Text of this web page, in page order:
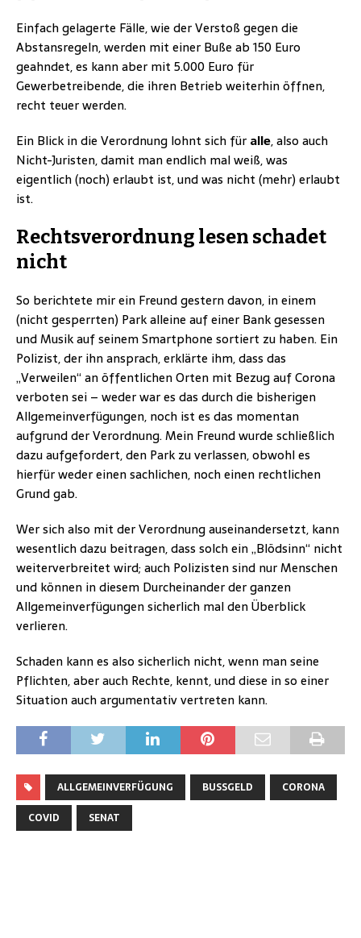
Einfach gelagerte Fälle, wie der Verstoß gegen die
Abstansregeln, werden mit einer Buße ab 150 Euro
geahndet, es kann aber mit 5.000 Euro für
Gewerbetreibende, die ihren Betrieb weiterhin öffnen,
recht teuer werden.
Ein Blick in die Verordnung lohnt sich für alle, also auch
Nicht-Juristen, damit man endlich mal weiß, was
eigentlich (noch) erlaubt ist, und was nicht (mehr) erlaubt
ist.
Rechtsverordnung lesen schadet
nicht
So berichtete mir ein Freund gestern davon, in einem
(nicht gesperrten) Park alleine auf einer Bank gesessen
und Musik auf seinem Smartphone sortiert zu haben. Ein
Polizist, der ihn ansprach, erklärte ihm, dass das
„Verweilen“ an öffentlichen Orten mit Bezug auf Corona
verboten sei – weder war es das durch die bisherigen
Allgemeinverfügungen, noch ist es das momentan
aufgrund der Verordnung. Mein Freund wurde schließlich
dazu aufgefordert, den Park zu verlassen, obwohl es
hierfür weder einen sachlichen, noch einen rechtlichen
Grund gab.
Wer sich also mit der Verordnung auseinandersetzt, kann
wesentlich dazu beitragen, dass solch ein „Blödsinn“ nicht
weiterverbreitet wird; auch Polizisten sind nur Menschen
und können in diesem Durcheinander der ganzen
Allgemeinverfügungen sicherlich mal den Überblick
verlieren.
Schaden kann es also sicherlich nicht, wenn man seine
Pflichten, aber auch Rechte, kennt, und diese in so einer
Situation auch argumentativ vertreten kann.
ALLGEMEINVERFÜGUNG BUSSGELD
CORONA
COVID
SENAT